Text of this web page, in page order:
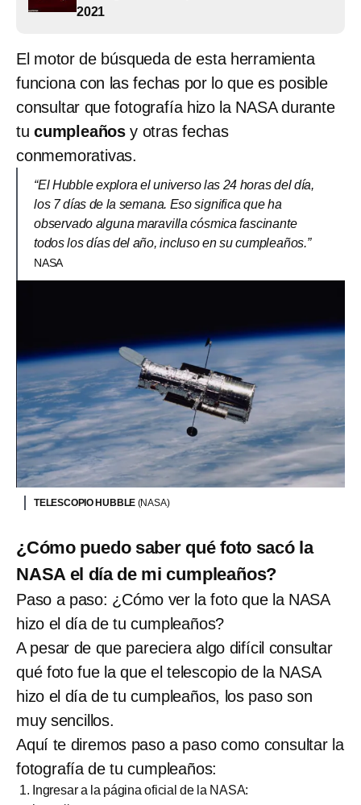
2021
El motor de búsqueda de esta herramienta
funciona con las fechas por lo que es posible
consultar que fotografía hizo la NASA durante
tu cumpleaños y otras fechas
conmemorativas.
“El Hubble explora el universo las 24 horas del día,
los 7 días de la semana. Eso significa que ha
observado alguna maravilla cósmica fascinante
todos los días del año, incluso en su cumpleaños.”
NASA
TELESCOPIO HUBBLE (NASA)
¿Cómo puedo saber qué foto sacó la
NASA el día de mi cumpleaños?
Paso a paso: ¿Cómo ver la foto que la NASA
hizo el día de tu cumpleaños?
A pesar de que pareciera algo difícil consultar
qué foto fue la que el telescopio de la NASA
hizo el día de tu cumpleaños, los paso son
muy sencillos.
Aquí te diremos paso a paso como consultar la
fotografía de tu cumpleaños:
Ingresar a la página oficial de la NASA: